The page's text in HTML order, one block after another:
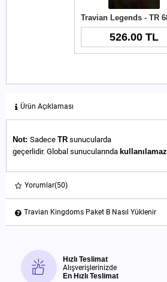
526.00 TL
Ürün Açıklaması
Not: Sadece TR sunucularda
geçerlidir. Global sunucularında kullanılamaz
Yorumlar(50)
Travian Kingdoms Paket B Nasıl Yüklenir
Hızlı Teslimat
Alışverişlerinizde
En Hızlı Teslimat